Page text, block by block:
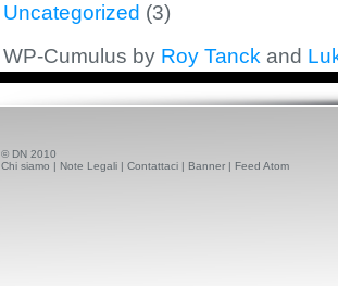
Uncategorized (3)
WP-Cumulus by Roy Tanck and
© DN 2010
Chi siamo
Note Legali Contattaci Banner Feed Atom